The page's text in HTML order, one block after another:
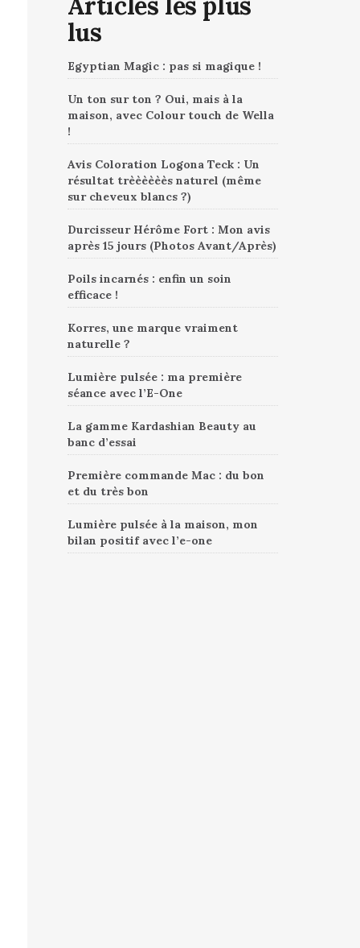
lus
Egyptian Magic : pas si magique !
Un ton sur ton ? Oui, mais à la
maison, avec Colour touch de Wella
!
Avis Coloration Logona Teck : Un
résultat trèèèèèès naturel (même
sur cheveux blancs ?)
Durcisseur Hérôme Fort : Mon avis
après 15 jours (Photos Avant/Après)
Poils incarnés : enfin un soin
efficace !
Korres, une marque vraiment
naturelle ?
Lumière pulsée : ma première
séance avec l’E-One
La gamme Kardashian Beauty au
banc d’essai
Première commande Mac : du bon
et du très bon
Lumière pulsée à la maison, mon
bilan positif avec l’e-one